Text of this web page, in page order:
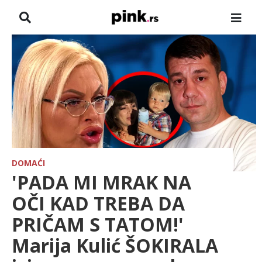
NASLOVNA
VESTI
ZADRUGA
SHOWBIZ
HRONIKA
FARMERI
TV
SPORT
DOMAĆI
'PADA MI MRAK NA
OČI KAD TREBA DA
PRIČAM S TATOM!'
Marija Kulić ŠOKIRALA